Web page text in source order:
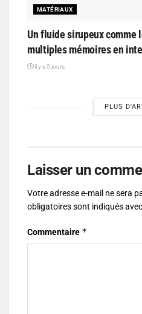
MATÉRIAUX
Un fluide sirupeux comme
multiples mémoires en
il y a 5 jours
PLUS
Laisser un
Votre adresse e-mail ne sera
obligatoires sont indiqués avec
Commentaire *